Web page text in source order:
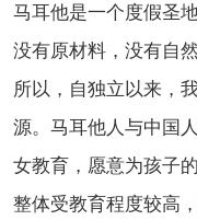
马耳他是一个度假圣
没有原材料，没有自
所以， 自独立以来，
源。马耳他人与中国
女教育，愿意为孩子
整体受教育程度较高